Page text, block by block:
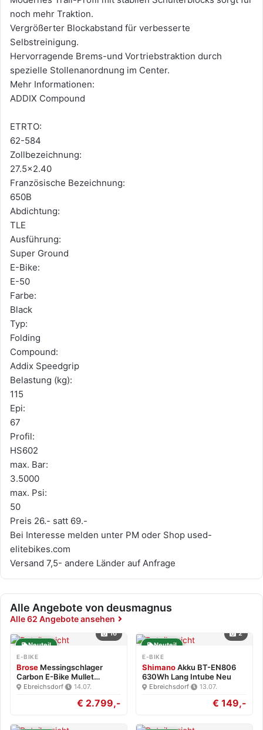
noch mehr Traktion.
Vergrößerter Blockabstand für verbesserte
Selbstreinigung.
Hervorragende Brems-und Vortriebstraktion durch
spezielle Stollenanordnung im Center.
Mehr Informationen:
ADDIX Compound
ETRTO:
62-584
Zollbezeichnung:
27.5x2.40
Französische Bezeichnung:
650B
Abdichtung:
TLE
Ausführung:
Super Ground
E-Bike:
E-50
Farbe:
Black
Typ:
Folding
Compound:
Addix Speedgrip
Belastung (kg):
115
Epi:
67
Profil:
HS602
max. Bar:
3.5000
max. Psi:
50
Preis 26.- satt 69.-
Bei Interesse melden unter PM oder Shop used-
elitebikes.com
Versand 7,5- andere Länder auf Anfrage
Alle Angebote von deusmagnus
Alle 62 Angebote ansehen
16
Neuteil
E-BIKE
Brose Messingschlager
Carbon E-Bike Mullet
Brose…
Ebreichsdorf· 14.07.
€ 2.799,-
2
Neuteil
E-BIKE
ShimanoAkku BT-EN806
630Wh Lang Intube Neu
Ebreichsdorf· 13.07.
€ 149,-